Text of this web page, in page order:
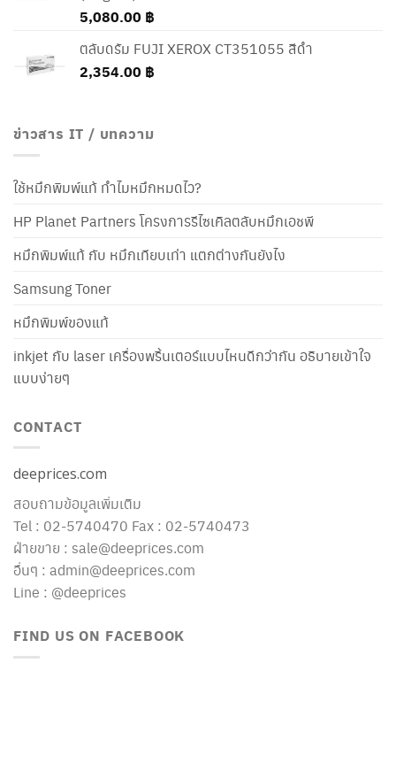
5,080.00 ฿
ตลับดรัม FUJI XEROX CT351055 สีดำ
2,354.00 ฿
ข่าวสาร IT / บทความ
ใช้หมึกพิมพ์แท้ ทำไมหมึกหมดไว?
HP Planet Partners โครงการรีไซเคิลตลับหมึกเอชพี
หมึกพิมพ์แท้ กับ หมึกเทียบเท่า แตกต่างกันยังไง
Samsung Toner
หมึกพิมพ์ของแท้
inkjet กับ laser เครื่องพริ้นเตอร์แบบไหนดีกว่ากัน อธิบายเข้าใจ
แบบง่ายๆ
CONTACT
deeprices.com
สอบถามข้อมูลเพิ่มเติม
Tel : 02-5740470 Fax : 02-5740473
ฝ่ายขาย : sale@deeprices.com
อื่นๆ : admin@deeprices.com
Line : @deeprices
FIND US ON FACEBOOK